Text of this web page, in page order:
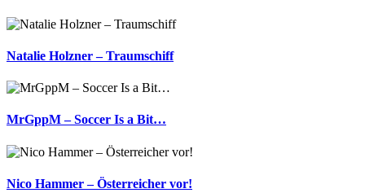
Natalie Holzner – Traumschiff
MrGppM – Soccer Is a Bit…
Nico Hammer – Österreicher vor!